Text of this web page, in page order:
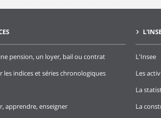
pension, un loyer, bail ou contrat
les indices et séries chronologiques
apprendre, enseigner
L'Insee
Les
La
La